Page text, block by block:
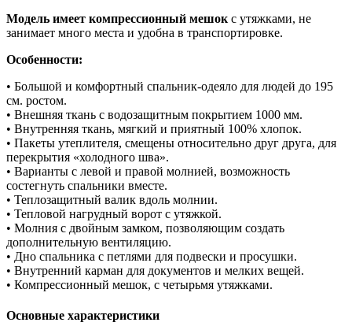
Модель имеет компрессионный мешок с утяжками, не
занимает много места и удобна в транспортировке.
Оcобенности:
• Большой и комфортный спальник-одеяло для людей до 195
см. ростом.
• Внешняя ткань с водозащитным покрытием 1000 мм.
• Внутренняя ткань, мягкий и приятный 100% хлопок.
• Пакеты утеплителя, смещены относительно друг друга, для
перекрытия «холодного шва».
• Варианты с левой и правой молнией, возможность
состегнуть спальники вместе.
• Теплозащитный валик вдоль молнии.
• Тепловой нагрудный ворот с утяжкой.
• Молния с двойным замком, позволяющим создать
дополнительную вентиляцию.
• Дно спальника с петлями для подвески и просушки.
• Внутренний карман для документов и мелких вещей.
• Компрессионный мешок, с четырьмя утяжками.
Основные характеристики